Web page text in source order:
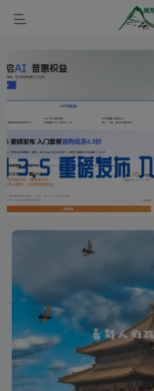
经验分享，大到工地现场，小